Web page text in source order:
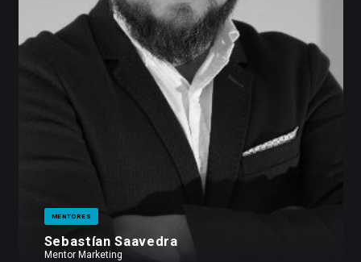
MENTORES
Sebastían Saavedra
Mentor Marketing